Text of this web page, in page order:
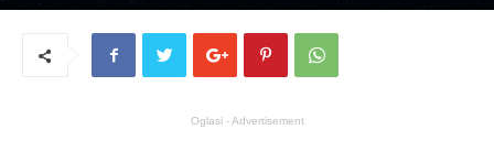
Oglasi - Advertisement